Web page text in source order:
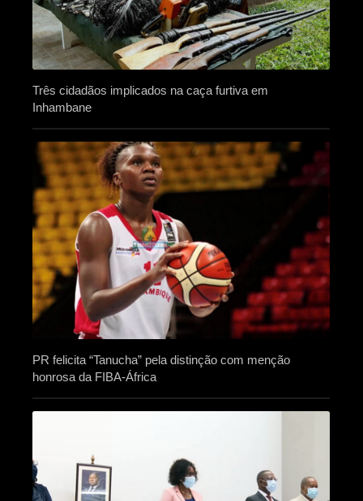
Três cidadãos implicados na caça furtiva em
Inhambane
PR felicita “Tanucha” pela distinção com menção
honrosa da FIBA-África